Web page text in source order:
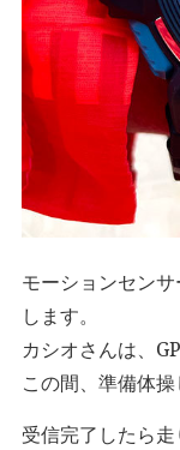
モーションセン
します。
カシオさんは、
この間、準備体操
受信完了したら走